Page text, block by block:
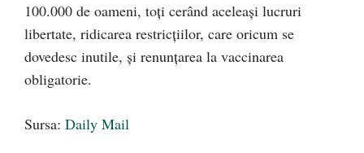
100.000 de oameni, toți cerând aceleași lucruri
libertate, ridicarea restricțiilor, care oricum se
dovedesc inutile, și renunțarea la vaccinarea
obligatorie.
Sursa: Daily Mail